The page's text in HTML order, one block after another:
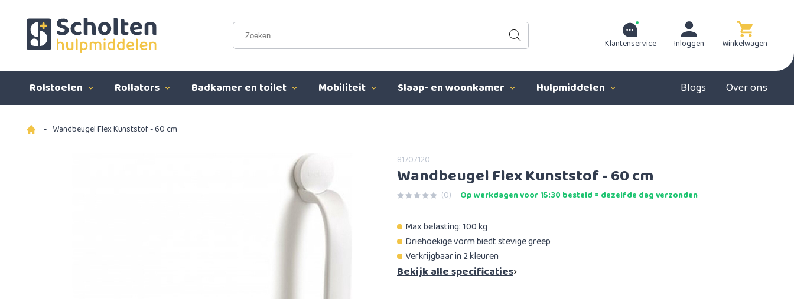
Klantenservice Inloggen Winkelwagen
Rolstoelen Rollators Badkamer en toilet Mobiliteit Slaap- en woonkamer Hulpmiddelen Blogs Over ons
- Wandbeugel Flex Kunststof - 60 cm
81707120
Wandbeugel Flex Kunststof - 60 cm
(0) Op werkdagen voor 15:30 besteld = dezelfde dag verzonden
Max belasting: 100 kg
Driehoekige vorm biedt stevige greep
Verkrijgbaar in 2 kleuren
Bekijk alle specificaties